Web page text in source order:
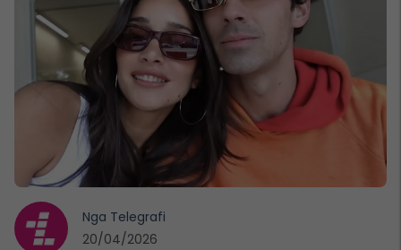
Nga Telegrafi
20/04/2026